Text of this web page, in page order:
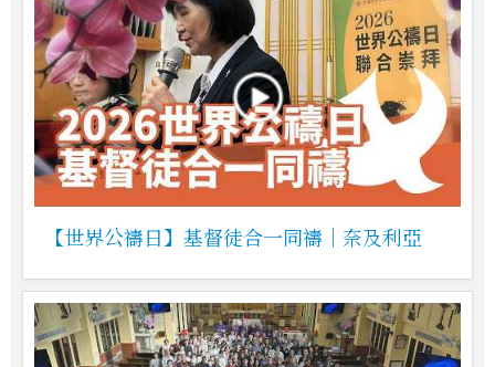
【世界公禱日】基督徒合一同禱｜奈及利亞